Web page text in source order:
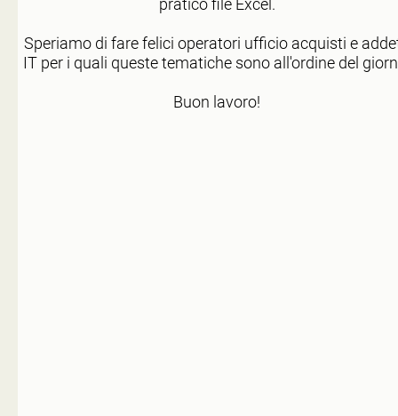
Speriamo di fare felici operatori ufficio acquisti e
IT per i quali queste tematiche sono all'ordine del
Buon lavoro!